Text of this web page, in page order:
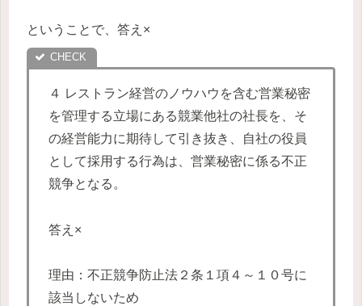
ということで、答え×
４ レストラン経営のノウハウを含む営業秘密
を管理する立場にある競業他社の社長を、そ
の経営能力に期待して引き抜き、自社の役員
として採用する行為は、営業秘密に係る不正
競争となる。
答え×
理由：不正競争防止法２条１項４～１０号に
該当しないため